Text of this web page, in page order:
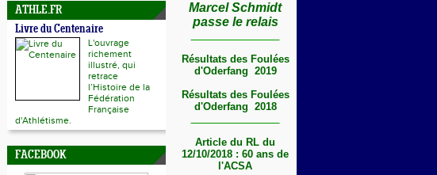
ATHLE.FR
Livre du Centenaire
L'ouvrage
richement
illustré, qui
retrace
l’Histoire de la
Fédération
Française
d'Athlétisme.
FACEBOOK
Marcel Schmidt
passe le relais
Résultats des Foulées
d'Oderfang 2019
Résultats des Foulées
d'Oderfang 2018
Article du RL du
12/10/2018 : 60 ans de
l'ACSA